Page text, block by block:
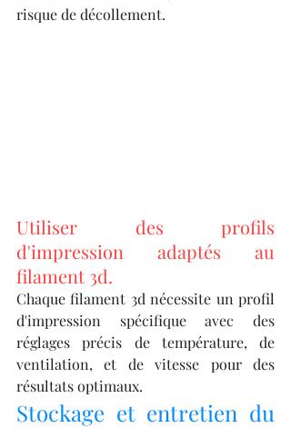
risque de décollement.
Utiliser des profils
d'impression adaptés au
filament 3d.
Chaque filament 3d nécessite un profil
d'impression spécifique avec des
réglages précis de température, de
ventilation, et de vitesse pour des
résultats optimaux.
Stockage et entretien du